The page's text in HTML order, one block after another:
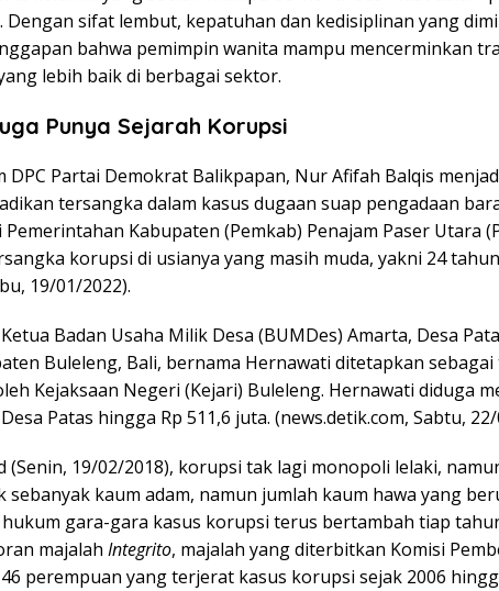
Dengan sifat lembut, kepatuhan dan kedisiplinan yang
bahwa pemimpin wanita mampu mencerminkan
lebih baik di berbagai sektor.
Punya Sejarah Korupsi
DPC Partai Demokrat Balikpapan, Nur Afifah Balqis
tersangka dalam kasus dugaan suap pengadaan
Kabupaten (Pemkab) Penajam Paser Utara
korupsi di usianya yang masih muda, yakni 24 tahun
19/01/2022).
Badan Usaha Milik Desa (BUMDes) Amarta, Desa
Buleleng, Bali, bernama Hernawati ditetapkan
Kejaksaan Negeri (Kejari) Buleleng. Hernawati diduga
Patas hingga Rp 511,6 juta. (news.detik.com, Sabtu,
(Senin, 19/02/2018), korupsi tak lagi monopoli lelaki,
sebanyak kaum adam, namun jumlah kaum hawa yang
gara-gara kasus korupsi terus bertambah tiap
majalah Integrito, majalah yang diterbitkan Komisi
perempuan yang terjerat kasus korupsi sejak 2006